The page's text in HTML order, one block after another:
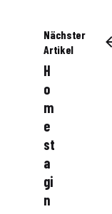
Nächster
Artikel
H
o
m
e
st
a
gi
n